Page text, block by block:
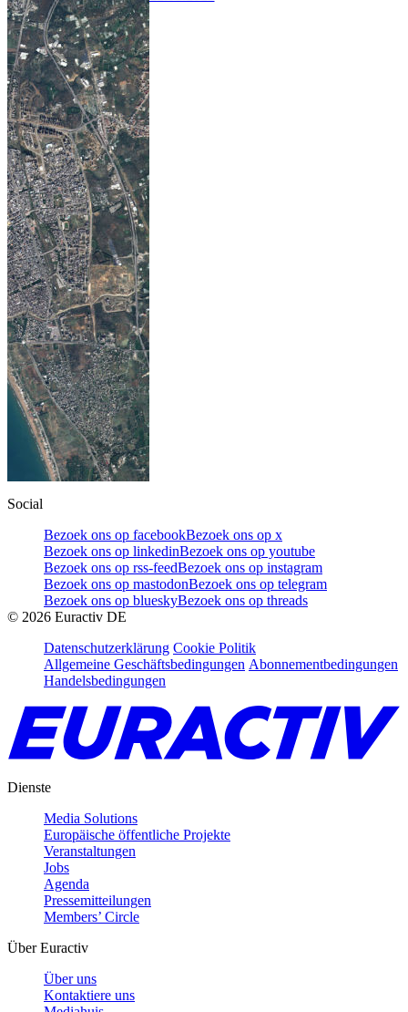
Social
Bezoek ons op facebookBezoek ons op x
Bezoek ons op linkedinBezoek ons op youtube
Bezoek ons op rss-feedBezoek ons op instagram
Bezoek ons op mastodonBezoek ons op telegram
Bezoek ons op blueskyBezoek ons op threads
© 2026 Euractiv DE
Datenschutzerklärung Cookie Politik
Allgemeine Geschäftsbedingungen Abonnementbedingungen
Handelsbedingungen
Dienste
Media Solutions
Europäische öffentliche Projekte
Veranstaltungen
Jobs
Agenda
Pressemitteilungen
Members’ Circle
Über Euractiv
Über uns
Kontaktiere uns